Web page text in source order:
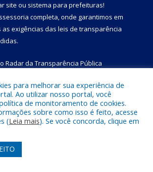
site ou sistema para prefeituras!
completa, onde garantimos em
exigências das leis de transparência
Radar da Transparência Pública
reservados a Prefeitura Municipal de Bom
Jesus do Tocantins.
Área Administrativa
para melhorar sua experiência de
Ao utilizar nosso portal, você
de monitoramento de cookies.
sobre como isso é feito, acesse
(Leia mais). Se você concorda, clique em